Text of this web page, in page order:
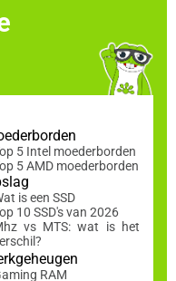
5 Intel moederborden
5 AMD moederborden
is een SSD
10 SSD's van 2026
vs MTS: wat is het
RAM